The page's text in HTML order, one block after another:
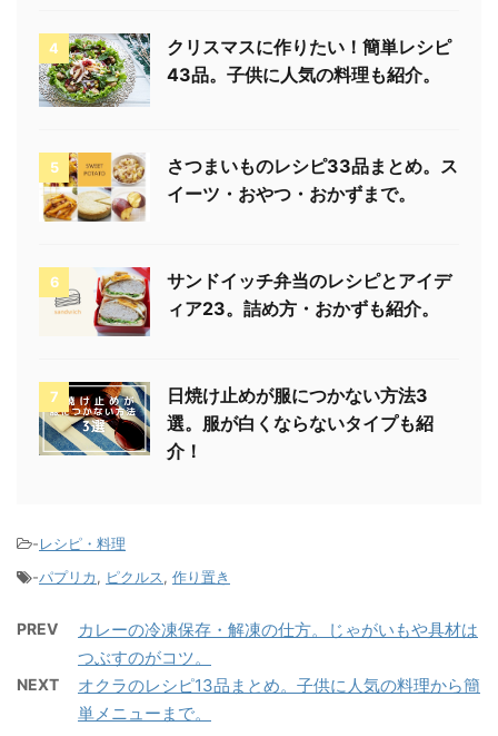
4
クリスマスに作りたい！簡単レシピ
43品。子供に人気の料理も紹介。
5
さつまいものレシピ33品まとめ。ス
イーツ・おやつ・おかずまで。
6
サンドイッチ弁当のレシピとアイデ
ィア23。詰め方・おかずも紹介。
7
日焼け止めが服につかない方法3
選。服が白くならないタイプも紹
介！
-レシピ・料理
-パプリカ, ピクルス, 作り置き
PREV
カレーの冷凍保存・解凍の仕方。じゃがいもや具材は
つぶすのがコツ。
NEXT
オクラのレシピ13品まとめ。子供に人気の料理から簡
単メニューまで。